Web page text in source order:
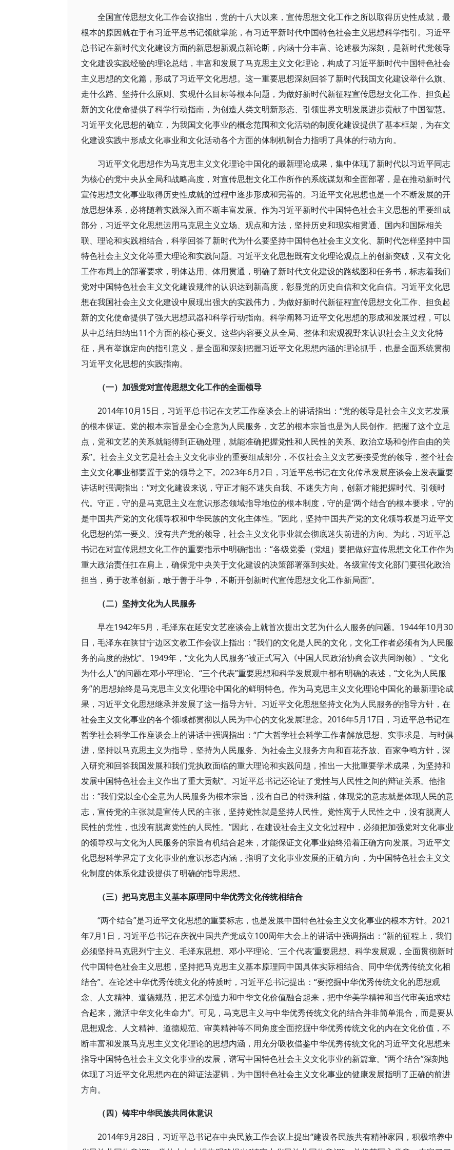
全国宣传思想文化工作会议指出，党的十八大以来，宣传思想文化工作之所以取得历史性成就，最
根本的原因就在于有习近平总书记领航掌舵，有习近平新时代中国特色社会主义思想科学指引。习近平
总书记在新时代文化建设方面的新思想新观点新论断，内涵十分丰富、论述极为深刻，是新时代党领导
文化建设实践经验的理论总结，丰富和发展了马克思主义文化理论，构成了习近平新时代中国特色社会
主义思想的文化篇，形成了习近平文化思想。这一重要思想深刻回答了新时代我国文化建设举什么旗、
走什么路、坚持什么原则、实现什么目标等根本问题，为做好新时代新征程宣传思想文化工作、担负起
新的文化使命提供了科学行动指南，为创造人类文明新形态、引领世界文明发展进步贡献了中国智慧。
习近平文化思想的确立，为我国文化事业的概念范围和文化活动的制度化建设提供了基本框架，为在文
化建设实践中形成文化事业和文化活动各个方面的体制机制合力指明了具体的行动方向。
习近平文化思想作为马克思主义文化理论中国化的最新理论成果，集中体现了新时代以习近平同志
为核心的党中央从全局和战略高度，对宣传思想文化工作所作的系统谋划和全面部署，是在推动新时代
宣传思想文化事业取得历史性成就的过程中逐步形成和完善的。习近平文化思想也是一个不断发展的开
放思想体系，必将随着实践深入而不断丰富发展。作为习近平新时代中国特色社会主义思想的重要组成
部分，习近平文化思想运用马克思主义立场、观点和方法，坚持历史和现实相贯通、国内和国际相关
联、理论和实践相结合，科学回答了新时代为什么要坚持中国特色社会主义文化、新时代怎样坚持中国
特色社会主义文化等重大理论和实践问题。习近平文化思想既有文化理论观点上的创新突破，又有文化
工作布局上的部署要求，明体达用、体用贯通，明确了新时代文化建设的路线图和任务书，标志着我们
党对中国特色社会主义文化建设规律的认识达到新高度，彰显党的历史自信和文化自信。习近平文化思
想在我国社会主义文化建设中展现出强大的实践伟力，为做好新时代新征程宣传思想文化工作、担负起
新的文化使命提供了强大思想武器和科学行动指南。科学阐释习近平文化思想的形成和发展过程，可以
从中总结归纳出11个方面的核心要义。这些内容要义从全局、整体和宏观视野来认识社会主义文化特
征，具有举旗定向的指引意义，是全面和深刻把握习近平文化思想内涵的理论抓手，也是全面系统贯彻
习近平文化思想的实践指南。
（一）加强党对宣传思想文化工作的全面领导
2014年10月15日，习近平总书记在文艺工作座谈会上的讲话指出：“党的领导是社会主义文艺发展
的根本保证。党的根本宗旨是全心全意为人民服务，文艺的根本宗旨也是为人民创作。把握了这个立足
点，党和文艺的关系就能得到正确处理，就能准确把握党性和人民性的关系、政治立场和创作自由的关
系”。社会主义文艺是社会主义文化事业的重要组成部分，不仅社会主义文艺要接受党的领导，整个社会
主义文化事业都要置于党的领导之下。2023年6月2日，习近平总书记在文化传承发展座谈会上发表重要
讲话时强调指出：“对文化建设来说，守正才能不迷失自我、不迷失方向，创新才能把握时代、引领时
代。守正，守的是马克思主义在意识形态领域指导地位的根本制度，守的是‘两个结合’的根本要求，守的
是中国共产党的文化领导权和中华民族的文化主体性。”因此，坚持中国共产党的文化领导权是习近平文
化思想的第一要义。没有共产党的领导，社会主义文化事业就会彻底迷失前进的方向。为此，习近平总
书记在对宣传思想文化工作的重要指示中明确指出：“各级党委（党组）要把做好宣传思想文化工作作为
重大政治责任扛在肩上，确保党中央关于文化建设的决策部署落到实处。各级宣传文化部门要强化政治
担当，勇于改革创新，敢于善于斗争，不断开创新时代宣传思想文化工作新局面”。
（二）坚持文化为人民服务
早在1942年5月，毛泽东在延安文艺座谈会上就首次提出文艺为什么人服务的问题。1944年10月30
日，毛泽东在陕甘宁边区文教工作会议上指出：“我们的文化是人民的文化，文化工作者必须有为人民服
务的高度的热忱”。1949年，“文化为人民服务”被正式写入《中国人民政治协商会议共同纲领》。“文化
为什么人”的问题在邓小平理论、“三个代表”重要思想和科学发展观中都有明确的表述，“文化为人民服
务”的思想始终是马克思主义文化理论中国化的鲜明特色。作为马克思主义文化理论中国化的最新理论成
果，习近平文化思想继承并发展了这一指导方针。习近平文化思想坚持文化为人民服务的指导方针，在
社会主义文化事业的各个领域都贯彻以人民为中心的文化发展理念。2016年5月17日，习近平总书记在
哲学社会科学工作座谈会上的讲话中强调指出：“广大哲学社会科学工作者解放思想、实事求是、与时俱
进，坚持以马克思主义为指导，坚持为人民服务、为社会主义服务方向和百花齐放、百家争鸣方针，深
入研究和回答我国发展和我们党执政面临的重大理论和实践问题，推出一大批重要学术成果，为坚持和
发展中国特色社会主义作出了重大贡献”。习近平总书记还论证了党性与人民性之间的辩证关系。他指
出：“我们党以全心全意为人民服务为根本宗旨，没有自己的特殊利益，体现党的意志就是体现人民的意
志，宣传党的主张就是宣传人民的主张，坚持党性就是坚持人民性。党性寓于人民性之中，没有脱离人
民性的党性，也没有脱离党性的人民性。”因此，在建设社会主义文化过程中，必须把加强党对文化事业
的领导权与文化为人民服务的宗旨有机结合起来，才能保证文化事业始终沿着正确方向发展。习近平文
化思想科学界定了文化事业的意识形态内涵，指明了文化事业发展的正确方向，为中国特色社会主义文
化制度的体系化建设提供了明确的指导思想。
（三）把马克思主义基本原理同中华优秀文化传统相结合
“两个结合”是习近平文化思想的重要标志，也是发展中国特色社会主义文化事业的根本方针。2021
年7月1日，习近平总书记在庆祝中国共产党成立100周年大会上的讲话中强调指出：“新的征程上，我们
必须坚持马克思列宁主义、毛泽东思想、邓小平理论、‘三个代表’重要思想、科学发展观，全面贯彻新时
代中国特色社会主义思想，坚持把马克思主义基本原理同中国具体实际相结合、同中华优秀传统文化相
结合”。在论述中华优秀传统文化的特质时，习近平总书记提出：“要挖掘中华优秀传统文化的思想观
念、人文精神、道德规范，把艺术创造力和中华文化价值融合起来，把中华美学精神和当代审美追求结
合起来，激活中华文化生命力”。可见，马克思主义与中华优秀传统文化的结合并非简单混合，而是要从
思想观念、人文精神、道德规范、审美精神等不同角度全面挖掘中华优秀传统文化的内在文化价值，不
断丰富和发展马克思主义文化理论的思想内涵，用充分吸收借鉴中华优秀传统文化的习近平文化思想来
指导中国特色社会主义文化事业的发展，谱写中国特色社会主义文化事业的新篇章。“两个结合”深刻地
体现了习近平文化思想内在的辩证法逻辑，为中国特色社会主义文化事业的健康发展指明了正确的前进
方向。
（四）铸牢中华民族共同体意识
2014年9月28日，习近平总书记在中央民族工作会议上提出“建设各民族共有精神家园，积极培养中